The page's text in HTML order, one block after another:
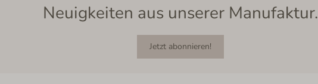
Neuigkeiten aus unserer Manufaktur.
Jetzt abonnieren!